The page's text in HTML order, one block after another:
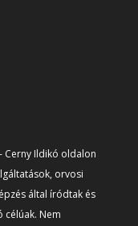
Cerny Ildikó oldalon
orvosi
által íródtak és
célúak. Nem